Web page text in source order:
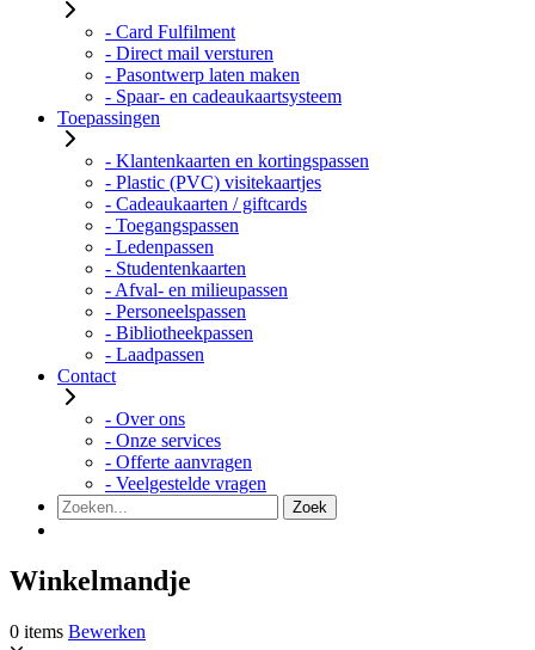
- Card Fulfilment
- Direct mail versturen
- Pasontwerp laten maken
- Spaar- en cadeaukaartsysteem
Toepassingen
- Klantenkaarten en kortingspassen
- Plastic (PVC) visitekaartjes
- Cadeaukaarten / giftcards
- Toegangspassen
- Ledenpassen
- Studentenkaarten
- Afval- en milieupassen
- Personeelspassen
- Bibliotheekpassen
- Laadpassen
Contact
- Over ons
- Onze services
- Offerte aanvragen
- Veelgestelde vragen
Winkelmandje
0 items Bewerken